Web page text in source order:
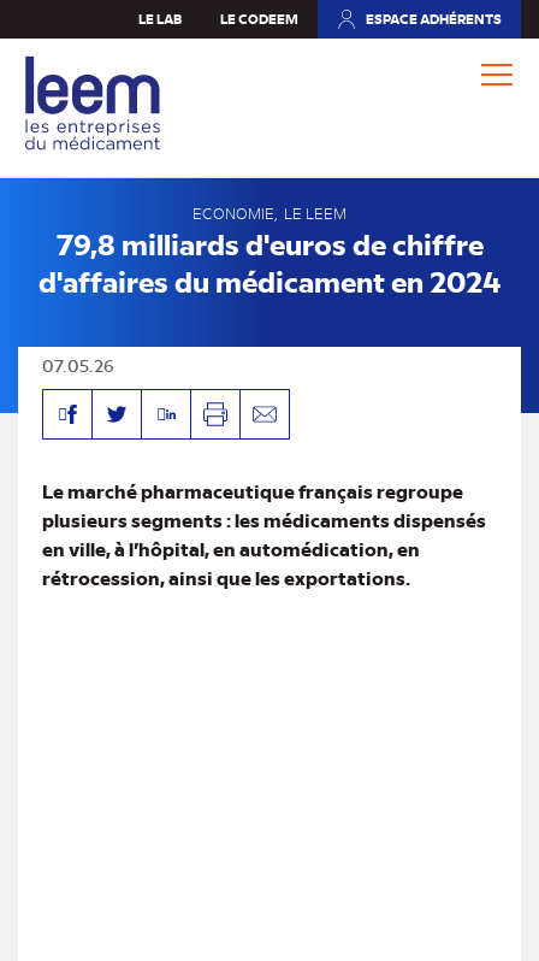
au
contenu
principal
LE LAB LE CODEEM ESPACE ADHÉRENTS
(NOUVEL
ECONOMIE LE LEEM
79,8 milliards d'euros de chiffre
d'affaires du médicament en 2024
07.05.26
FacebookTwitterLinkedinImprimerEnvoyer
Le marché pharmaceutique français regroupe
plusieurs segments : les médicaments dispensés
en ville, à l’hôpital, en automédication, en
rétrocession, ainsi que les exportations.